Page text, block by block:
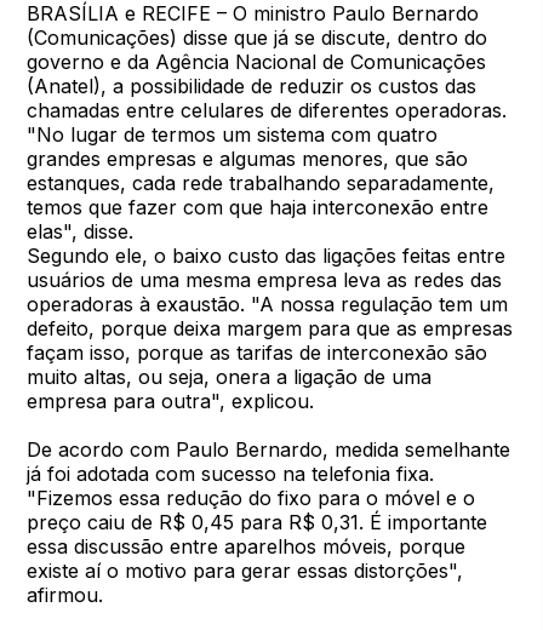
BRASÍLIA e RECIFE – O ministro Paulo Bernardo
(Comunicações) disse que já se discute, dentro do
governo e da Agência Nacional de Comunicações
(Anatel), a possibilidade de reduzir os custos das
chamadas entre celulares de diferentes operadoras.
"No lugar de termos um sistema com quatro
grandes empresas e algumas menores, que são
estanques, cada rede trabalhando separadamente,
temos que fazer com que haja interconexão entre
elas", disse.
Segundo ele, o baixo custo das ligações feitas entre
usuários de uma mesma empresa leva as redes das
operadoras à exaustão. "A nossa regulação tem um
defeito, porque deixa margem para que as empresas
façam isso, porque as tarifas de interconexão são
muito altas, ou seja, onera a ligação de uma
empresa para outra", explicou.
De acordo com Paulo Bernardo, medida semelhante
já foi adotada com sucesso na telefonia fixa.
"Fizemos essa redução do fixo para o móvel e o
preço caiu de R$ 0,45 para R$ 0,31. É importante
essa discussão entre aparelhos móveis, porque
existe aí o motivo para gerar essas distorções",
afirmou.